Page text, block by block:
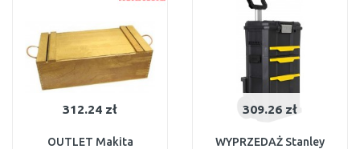
312.24 zł
OUTLET Makita
309.26 zł
WYPRZEDAŻ Stanley